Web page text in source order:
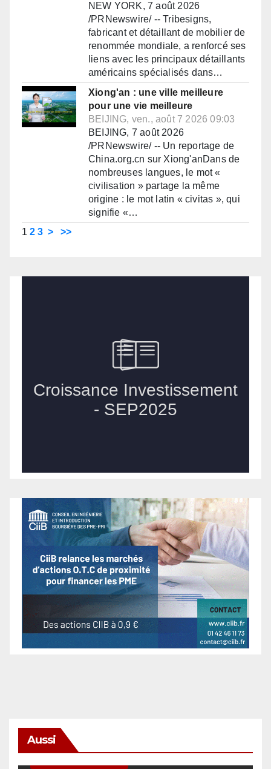
NEW YORK, 7 août 2026
/PRNewswire/ -- Tribesigns,
fabricant et détaillant de mobilier de
renommée mondiale, a renforcé ses
liens avec les principaux détaillants
américains spécialisés dans…
Xiong'an : une ville meilleure
pour une vie meilleure
BEIJING, ven., août 7 2026 09:03
BEIJING, 7 août 2026
/PRNewswire/ -- Un reportage de
China.org.cn sur Xiong'anDans de
nombreuses langues, le mot «
civilisation » partage la même
origine : le mot latin « civitas », qui
signifie «…
1 2 3 > >>
Aussi